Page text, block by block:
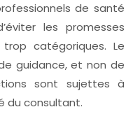
de santé
les promesses
catégoriques. Le
guidance, et non de
sont sujettes à
du consultant.